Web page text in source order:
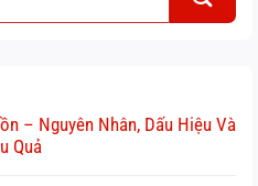
– Nguyên Nhân, Dấu Hiệu Và
Quả